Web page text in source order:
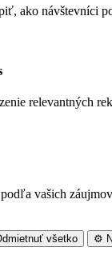
ako návštevníci
relevantných
vašich záujmov
všetko ⚙️